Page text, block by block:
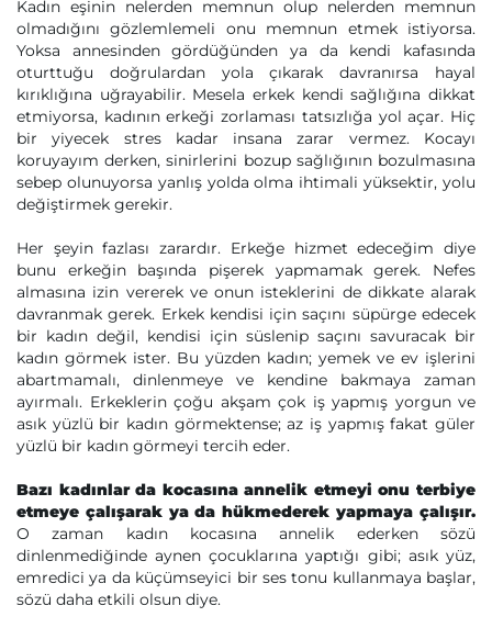
Kadın eşinin nelerden memnun olup nelerden memnun
olmadığını gözlemlemeli onu memnun etmek istiyorsa.
Yoksa annesinden gördüğünden ya da kendi kafasında
oturttuğu doğrulardan yola çıkarak davranırsa hayal
kırıklığına uğrayabilir. Mesela erkek kendi sağlığına dikkat
etmiyorsa, kadının erkeği zorlaması tatsızlığa yol açar. Hiç
bir yiyecek stres kadar insana zarar vermez. Kocayı
koruyayım derken, sinirlerini bozup sağlığının bozulmasına
sebep olunuyorsa yanlış yolda olma ihtimali yüksektir, yolu
değiştirmek gerekir.
Her şeyin fazlası zarardır. Erkeğe hizmet edeceğim diye
bunu erkeğin başında pişerek yapmamak gerek. Nefes
almasına izin vererek ve onun isteklerini de dikkate alarak
davranmak gerek. Erkek kendisi için saçını süpürge edecek
bir kadın değil, kendisi için süslenip saçını savuracak bir
kadın görmek ister. Bu yüzden kadın; yemek ve ev işlerini
abartmamalı, dinlenmeye ve kendine bakmaya zaman
ayırmalı. Erkeklerin çoğu akşam çok iş yapmış yorgun ve
asık yüzlü bir kadın görmektense; az iş yapmış fakat güler
yüzlü bir kadın görmeyi tercih eder.
Bazı kadınlar da kocasına annelik etmeyi onu terbiye
etmeye çalışarak ya da hükmederek yapmaya çalışır.
O zaman kadın kocasına annelik ederken sözü
dinlenmediğinde aynen çocuklarına yaptığı gibi; asık yüz,
emredici ya da küçümseyici bir ses tonu kullanmaya başlar,
sözü daha etkili olsun diye.